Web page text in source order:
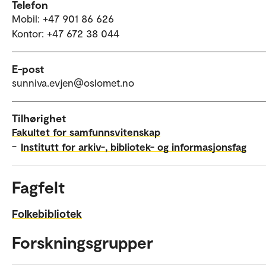
Telefon
Mobil: +47 901 86 626
Kontor: +47 672 38 044
E-post
sunniva.evjen@oslomet.no
Tilhørighet
Fakultet for samfunnsvitenskap
– Institutt for arkiv-, bibliotek- og informasjonsfag
Fagfelt
Folkebibliotek
Forskningsgrupper